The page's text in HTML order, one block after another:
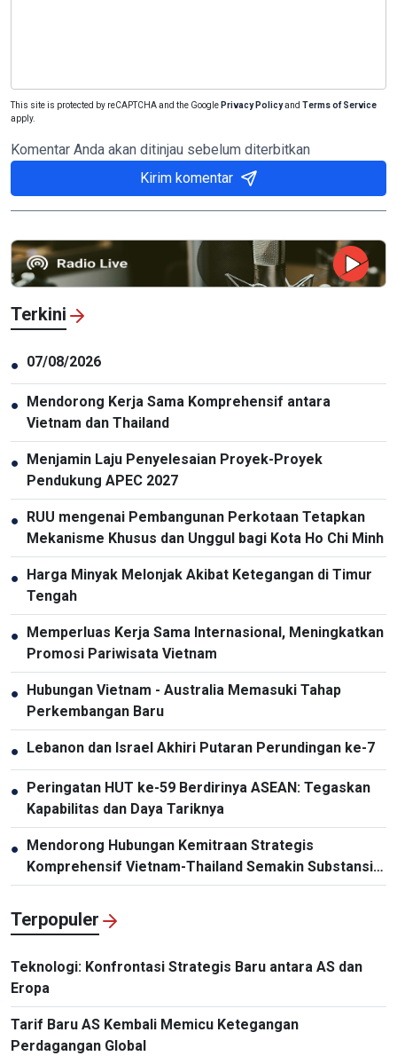
This site is protected by reCAPTCHA and the Google Privacy Policyand Terms of Service
apply.
Komentar Anda akan ditinjau sebelum diterbitkan
Kirim komentar
Terkini
● 07/08/2026
●
Mendorong Kerja Sama Komprehensif antara
Vietnam dan Thailand
●
Menjamin Laju Penyelesaian Proyek-Proyek
Pendukung APEC 2027
●
RUU mengenai Pembangunan Perkotaan Tetapkan
Mekanisme Khusus dan Unggul bagi Kota Ho Chi Minh
●
Harga Minyak Melonjak Akibat Ketegangan di Timur
Tengah
●
Memperluas Kerja Sama Internasional, Meningkatkan
Promosi Pariwisata Vietnam
●
Hubungan Vietnam - Australia Memasuki Tahap
Perkembangan Baru
● Lebanon dan Israel Akhiri Putaran Perundingan ke-7
●
Peringatan HUT ke-59 Berdirinya ASEAN: Tegaskan
Kapabilitas dan Daya Tariknya
●
Mendorong Hubungan Kemitraan Strategis
Komprehensif Vietnam-Thailand Semakin Substansial
dan Efektif
Terpopuler
Teknologi: Konfrontasi Strategis Baru antara AS dan
Eropa
Tarif Baru AS Kembali Memicu Ketegangan
Perdagangan Global